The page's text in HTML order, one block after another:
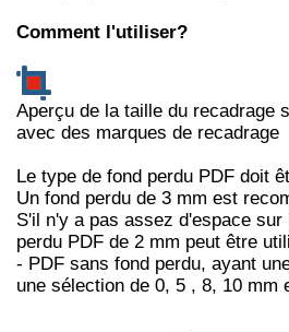
Comment l'utiliser?
Aperçu de la taille du recadrage
avec des marques de recadrage
Le type de fond perdu PDF doit
Un fond perdu de 3 mm est
S'il n'y a pas assez d'espace
perdu PDF de 2 mm peut être
- PDF sans fond perdu, ayant
une sélection de 0, 5 , 8, 10 mm